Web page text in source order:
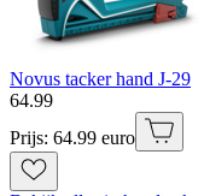
Novus tacker hand J-29
64.99
Prijs: 64.99 euro